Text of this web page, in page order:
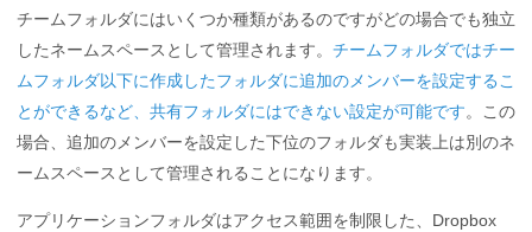
チームフォルダにはいくつか種類があるのですがどの場合でも独立
したネームスペースとして管理されます。 チームフォルダではチー
ムフォルダ以下に作成したフォルダに追加のメンバーを設定するこ
とができるなど、共有フォルダにはできない設定が可能です。この
場合、追加のメンバーを設定した下位のフォルダも実装上は別のネ
ームスペースとして管理されることになります。
アプリケーションフォルダはアクセス範囲を制限した、Dropbox